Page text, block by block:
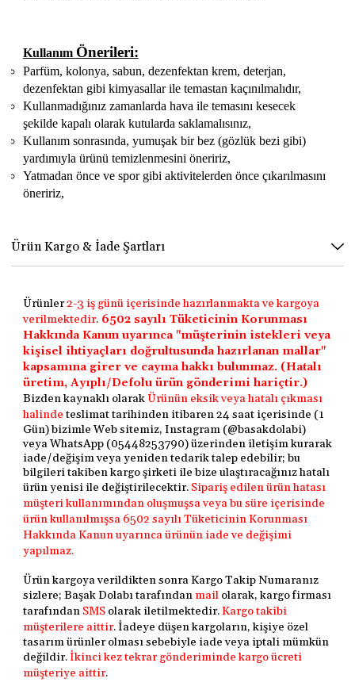
Kullanım Önerileri:
Parfüm, kolonya, sabun, dezenfektan krem, deterjan,
dezenfektan gibi kimyasallar ile temastan kaçınılmalıdır,
Kullanmadığınız zamanlarda hava ile temasını kesecek
şekilde kapalı olarak kutularda saklamalısınız,
Kullanım sonrasında, yumuşak bir bez (gözlük bezi gibi)
yardımıyla ürünü temizlenmesini öneririz,
Yatmadan önce ve spor gibi aktivitelerden önce çıkarılmasını
öneririz,
Ürün Kargo & İade Şartları
Ürünler2-3 iş günü içerisinde hazırlanmakta ve kargoya
verilmektedir. 6502 sayılı Tüketicinin Korunması
Hakkında Kanun uyarınca "müşterinin istekleri veya
kişisel ihtiyaçları doğrultusunda hazırlanan mallar"
kapsamına girer ve cayma hakkı bulunmaz. (Hatalı
üretim, Ayıplı/Defolu ürün gönderimi hariçtir.)
Bizden kaynaklı olarakÜrünün eksik veya hatalı çıkması
halinde teslimat tarihinden itibaren 24 saat içerisinde (1
Gün) bizimle Web sitemiz, Instagram (@basakdolabi)
veya WhatsApp (05448253790) üzerinden iletişim kurarak
iade/değişim veya yeniden tedarik talep edebilir; bu
bilgileri takiben kargo şirketi ile bize ulaştıracağınız hatalı
ürün yenisi ile değiştirilecektir.Sipariş edilen ürün hatası
müşteri kullanımından oluşmuşsa veya bu süre içerisinde
ürün kullanılmışsa 6502 sayılı Tüketicinin Korunması
Hakkında Kanun uyarıncaürünün iade ve değişimi
yapılmaz.
Ürün kargoya verildikten sonra Kargo Takip Numaranız
sizlere; Başak Dolabı tarafındanmailolarak, kargo firması
tarafındanSMSolarak iletilmektedir.Kargo takibi
müşterilere aittir. İadeye düşen kargoların, kişiye özel
tasarım ürünler olması sebebiyle iade veya iptali mümkün
değildir.İkinci kez tekrar gönderiminde kargo ücreti
müşteriye aittir.